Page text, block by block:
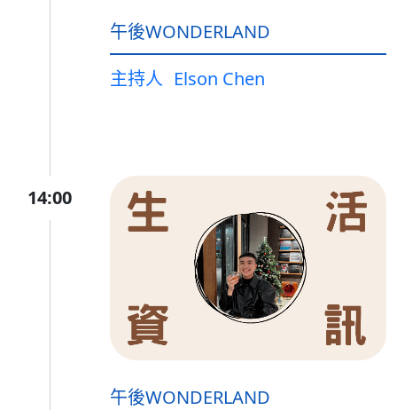
午後WONDERLAND
主持人 Elson Chen
14:00
午後WONDERLAND